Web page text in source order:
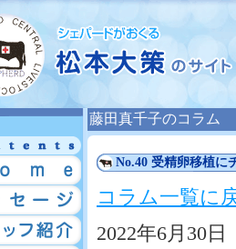
藤田真千子のコラム
No.40 受精卵移植に
コラム一覧に
2022年6月30日